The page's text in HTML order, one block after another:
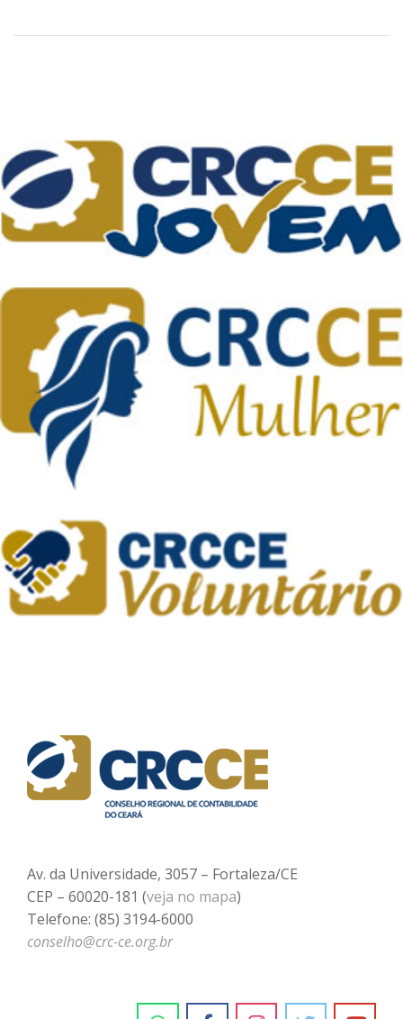
Av. da Universidade, 3057 – Fortaleza/CE
CEP – 60020-181 (veja no mapa)
Telefone: (85) 3194-6000
conselho@crc-ce.org.br